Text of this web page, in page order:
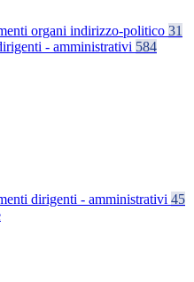
organi indirizzo-politico 31
- amministrativi 584
dirigenti - amministrativi 45